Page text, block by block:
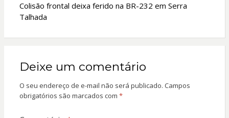
Colisão frontal deixa ferido na BR-232 em Serra
Talhada
Deixe um comentário
O seu endereço de e-mail não será publicado. Campos
obrigatórios são marcados com *